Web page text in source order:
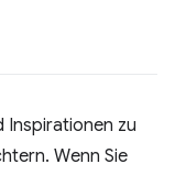
Inspirationen zu
Wenn Sie